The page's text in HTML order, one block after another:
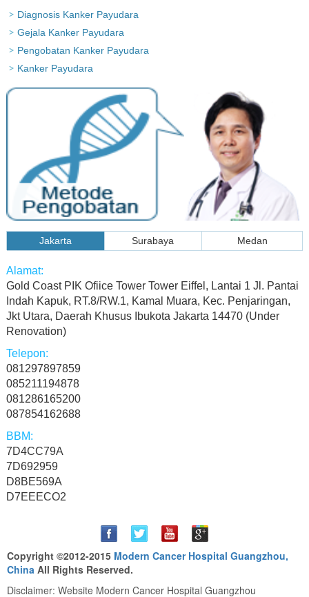
Diagnosis Kanker Payudara
Gejala Kanker Payudara
Pengobatan Kanker Payudara
Kanker Payudara
Jakarta Surabaya Medan
Gold Coast PIK Ofiice Tower Tower Eiffel, Lantai 1 Jl. Pantai
Indah Kapuk, RT.8/RW.1, Kamal Muara, Kec. Penjaringan,
Jkt Utara, Daerah Khusus Ibukota Jakarta 14470 (Under
Renovation)
081297897859
085211194878
081286165200
087854162688
7D4CC79A
7D692959
D8BE569A
D7EEECO2
Copyright ©2012-2015 Modern Cancer Hospital Guangzhou,
China All Rights Reserved.
Disclaimer: Website Modern Cancer Hospital Guangzhou